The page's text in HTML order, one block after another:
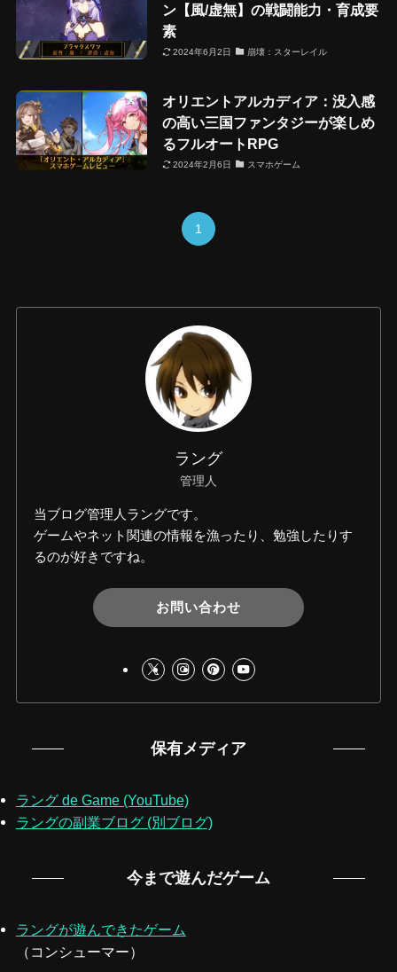
ン【風/虚無】の戦闘能力・育成要
素
2024年6月2日 崩壊：スターレイル
オリエントアルカディア：没入感
の高い三国ファンタジーが楽しめ
るフルオートRPG
2024年2月6日 スマホゲーム
1
ラング
管理人
当ブログ管理人ラングです。
ゲームやネット関連の情報を漁ったり、勉強したりす
るのが好きですね。
お問い合わせ
保有メディア
ラング de Game (YouTube)
ラングの副業ブログ (別ブログ)
今まで遊んだゲーム
ラングが遊んできたゲーム
（コンシューマー）